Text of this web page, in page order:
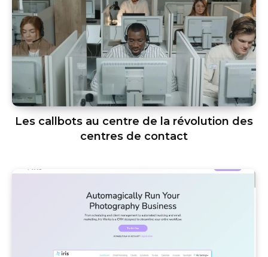
Les callbots au centre de la révolution des
centres de contact